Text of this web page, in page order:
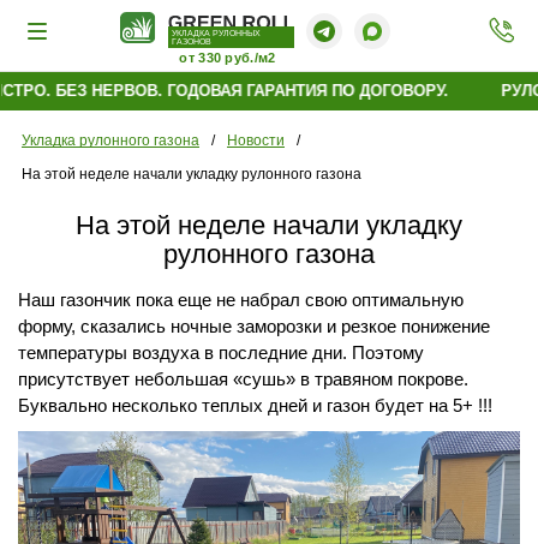
УКЛАДКА РУЛОННЫХ
ГАЗОНОВ
от 330 руб./м2
БЕЗ НЕРВОВ. ГОДОВАЯ ГАРАНТИЯ ПО ДОГОВОРУ.
Укладка рулонного газона / Новости
/
На этой неделе начали укладку рулонного газона
На этой неделе начали укладку
рулонного газона
Наш газончик пока еще не набрал свою оптимальную
форму, сказались ночные заморозки и резкое понижение
температуры воздуха в последние дни. Поэтому
присутствует небольшая «сушь» в травяном покрове.
Буквально несколько теплых дней и газон будет на 5+ !!!